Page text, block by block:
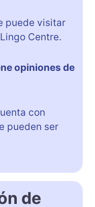
puede visitar
Centre.
opiniones de
con
pueden ser
de